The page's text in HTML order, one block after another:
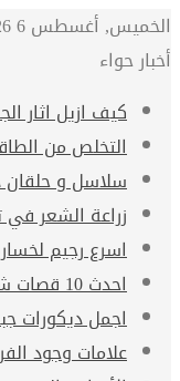
الخميس, أغسطس 6 2026
أخبار حواء
كيف ازيل اثار
التخلص من
سلاسل و حلقان
زراعة الشعر في
اسرع رجيم
احدث 10 قصات شعر قصير مدرج للوجه الدائري و البيضاوي
اجمل ديكورات جبس بورد ٢٠١٩ – طريقة
علامات وجود